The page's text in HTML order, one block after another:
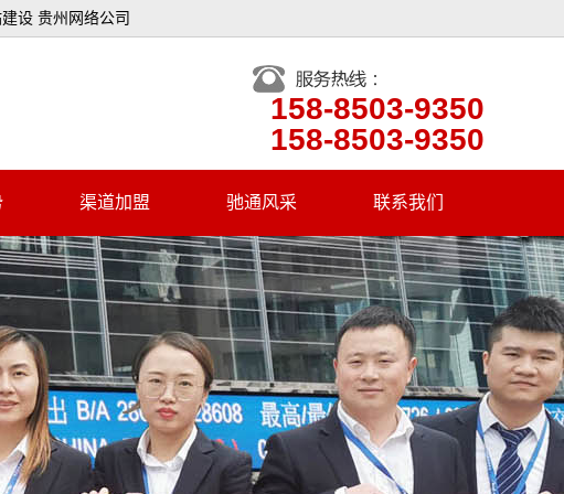
设 贵州网络公司
158-8503-9350
158-8503-9350
渠道加盟 驰通风采 联系我们